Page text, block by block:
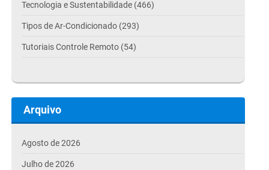
Tecnologia e Sustentabilidade (466)
Tipos de Ar-Condicionado (293)
Tutoriais Controle Remoto (54)
Arquivo
Agosto de 2026
Julho de 2026